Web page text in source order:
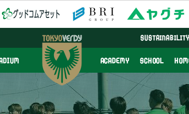
SUSTAINABILITY
ACADEMY SCHOOL